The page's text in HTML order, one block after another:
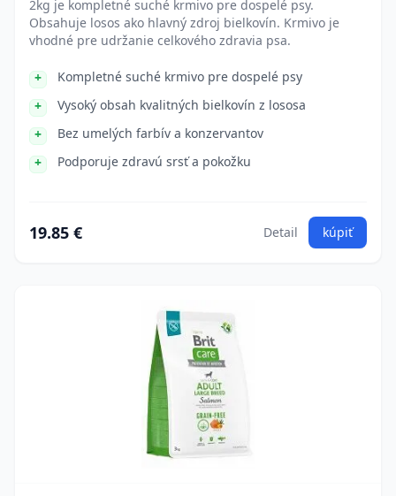
2kg je kompletné suché krmivo pre dospelé psy.
Obsahuje losos ako hlavný zdroj bielkovín. Krmivo je
vhodné pre udržanie celkového zdravia psa.
Kompletné suché krmivo pre dospelé psy
Vysoký obsah kvalitných bielkovín z lososa
Bez umelých farbív a konzervantov
Podporuje zdravú srsť a pokožku
19.85 € Detail kúpiť